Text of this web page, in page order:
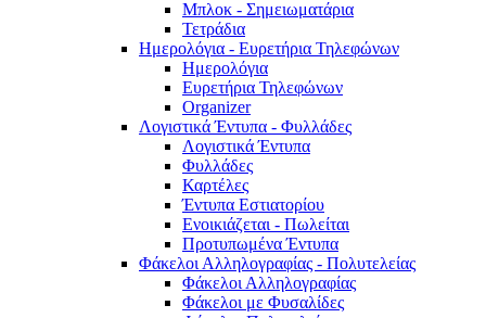
Μπλοκ - Σημειωματάρια
Τετράδια
Ημερολόγια - Ευρετήρια Τηλεφώνων
Ημερολόγια
Ευρετήρια Τηλεφώνων
Organizer
Λογιστικά Έντυπα - Φυλλάδες
Λογιστικά Έντυπα
Φυλλάδες
Καρτέλες
Έντυπα Εστιατορίου
Ενοικιάζεται - Πωλείται
Προτυπωμένα Έντυπα
Φάκελοι Αλληλογραφίας - Πολυτελείας
Φάκελοι Αλληλογραφίας
Φάκελοι με Φυσαλίδες